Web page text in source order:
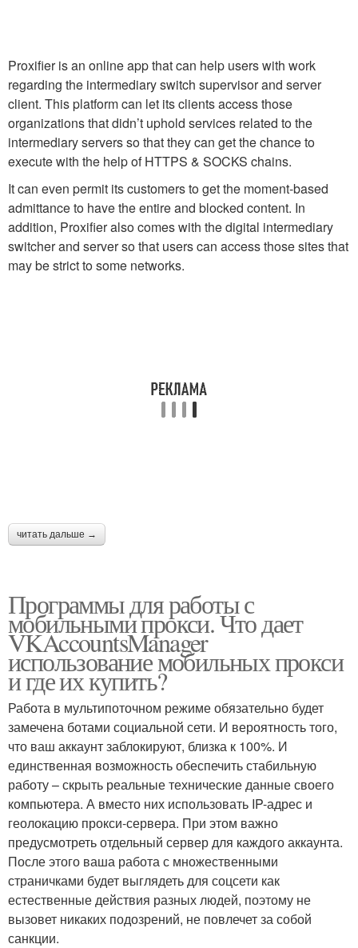
Proxifier is an online app that can help users with work
regarding the intermediary switch supervisor and server
client. This platform can let its clients access those
organizations that didn’t uphold services related to the
intermediary servers so that they can get the chance to
execute with the help of HTTPS & SOCKS chains.
It can even permit its customers to get the moment-based
admittance to have the entire and blocked content. In
addition, Proxifier also comes with the digital intermediary
switcher and server so that users can access those sites that
may be strict to some networks.
читать дальше →
Программы для работы с
мобильными прокси. Что дает
VKAccountsManager
использование мобильных прокси
и где их купить?
Работа в мультипоточном режиме обязательно будет
замечена ботами социальной сети. И вероятность того,
что ваш аккаунт заблокируют, близка к 100%. И
единственная возможность обеспечить стабильную
работу – скрыть реальные технические данные своего
компьютера. А вместо них использовать IP-адрес и
геолокацию прокси-сервера. При этом важно
предусмотреть отдельный сервер для каждого аккаунта.
После этого ваша работа с множественными
страничками будет выглядеть для соцсети как
естественные действия разных людей, поэтому не
вызовет никаких подозрений, не повлечет за собой
санкции.